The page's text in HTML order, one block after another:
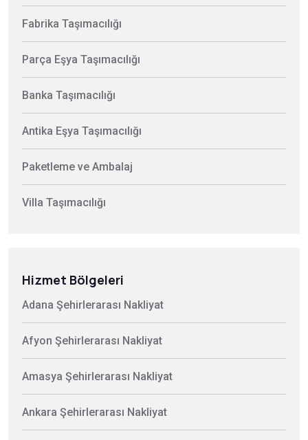
Fabrika Taşımacılığı
Parça Eşya Taşımacılığı
Banka Taşımacılığı
Antika Eşya Taşımacılığı
Paketleme ve Ambalaj
Villa Taşımacılığı
Hizmet Bölgeleri
Adana Şehirlerarası Nakliyat
Afyon Şehirlerarası Nakliyat
Amasya Şehirlerarası Nakliyat
Ankara Şehirlerarası Nakliyat